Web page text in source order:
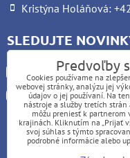
Kristýna Holáňová:
SLEDUJTE
Facebook
Instagram
UPOZORNENIE:
Predvoľby
Cookies používame na
webovej stránky, analýzu jej
údajov o jej používaní. Na
nástroje a služby tretích strán
môžu preniesť k partnerom
krajinách. Kliknutím na „Prijať
svoj súhlas s týmto
podrobné informácie alebo